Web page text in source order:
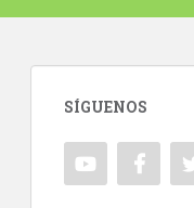
SÍGUENOS